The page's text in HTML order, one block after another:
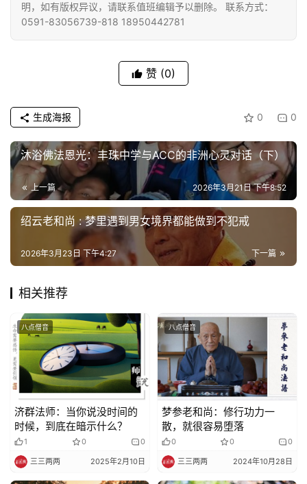
僧
音
谈
心
乐
提
题
公
慈
善
佛
教
人
物
寺
院
登录 注册
明，如有版权异议，请联系值班编辑予以删除。 联系方式：
0591-83056739-818 18950442781
赞 (0)
0 0
生成海报
沐浴佛法恩光：丰珠中学与ACC的非洲心灵对话（下）
上一篇 2026年3月21日 下午8:52
绍云老和尚 : 梦里遇到男女境界都能做到不犯戒
下一篇
2026年3月23日 下午4:27
相关推荐
八点僧音
济群法师：当你说没时间的
时候，到底在暗示什么？
1 0 0
三三两两 2025年2月10日
八点僧音
梦参老和尚：修行功力一
散，就很容易堕落
0 0 0
三三两两 2024年10月28日